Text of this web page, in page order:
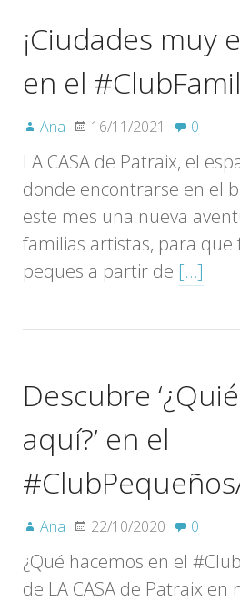
¡Ciudades muy
en el
Ana 16/11/2021 0
LA CASA de Patraix, el
donde encontrarse en el
este mes una nueva
familias artistas, para que
peques a partir de […]
Descubre
aquí?’ en el
Ana 22/10/2020 0
¿Qué hacemos en el
de LA CASA de Patraix en